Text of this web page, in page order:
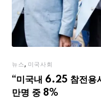
뉴스, 미국사회
“미국내 6.25 참전용
만명 중 8%